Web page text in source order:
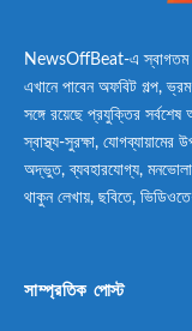
NewsOffBeat-এ
এখানে পাবেন অফবিট গল্প,
সঙ্গে রয়েছে প্রযুক্তির
স্বাস্থ্য-সুরক্ষা, যোগব্যায়ামের
অদ্ভুত, ব্যবহারযোগ্য,
থাকুন লেখায়, ছবিতে,
সাম্প্রতিক পোস্ট